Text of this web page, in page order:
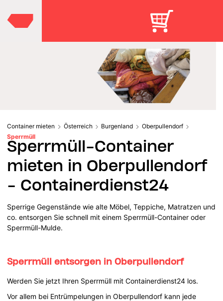
Container mieten Österreich Burgenland
Oberpullendorf
Sperrmüll
Sperrmüll-Container
mieten in Oberpullendorf
- Containerdienst24
Sperrige Gegenstände wie alte Möbel, Teppiche, Matratzen und
co. entsorgen Sie schnell mit einem Sperrmüll-Container oder
Sperrmüll-Mulde.
Sperrmüll entsorgen in Oberpullendorf
Werden Sie jetzt Ihren Sperrmüll mit Containerdienst24 los.
Vor allem bei Entrümpelungen in Oberpullendorf kann jede